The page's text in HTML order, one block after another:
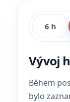
6 h
Vývoj
Během
bylo